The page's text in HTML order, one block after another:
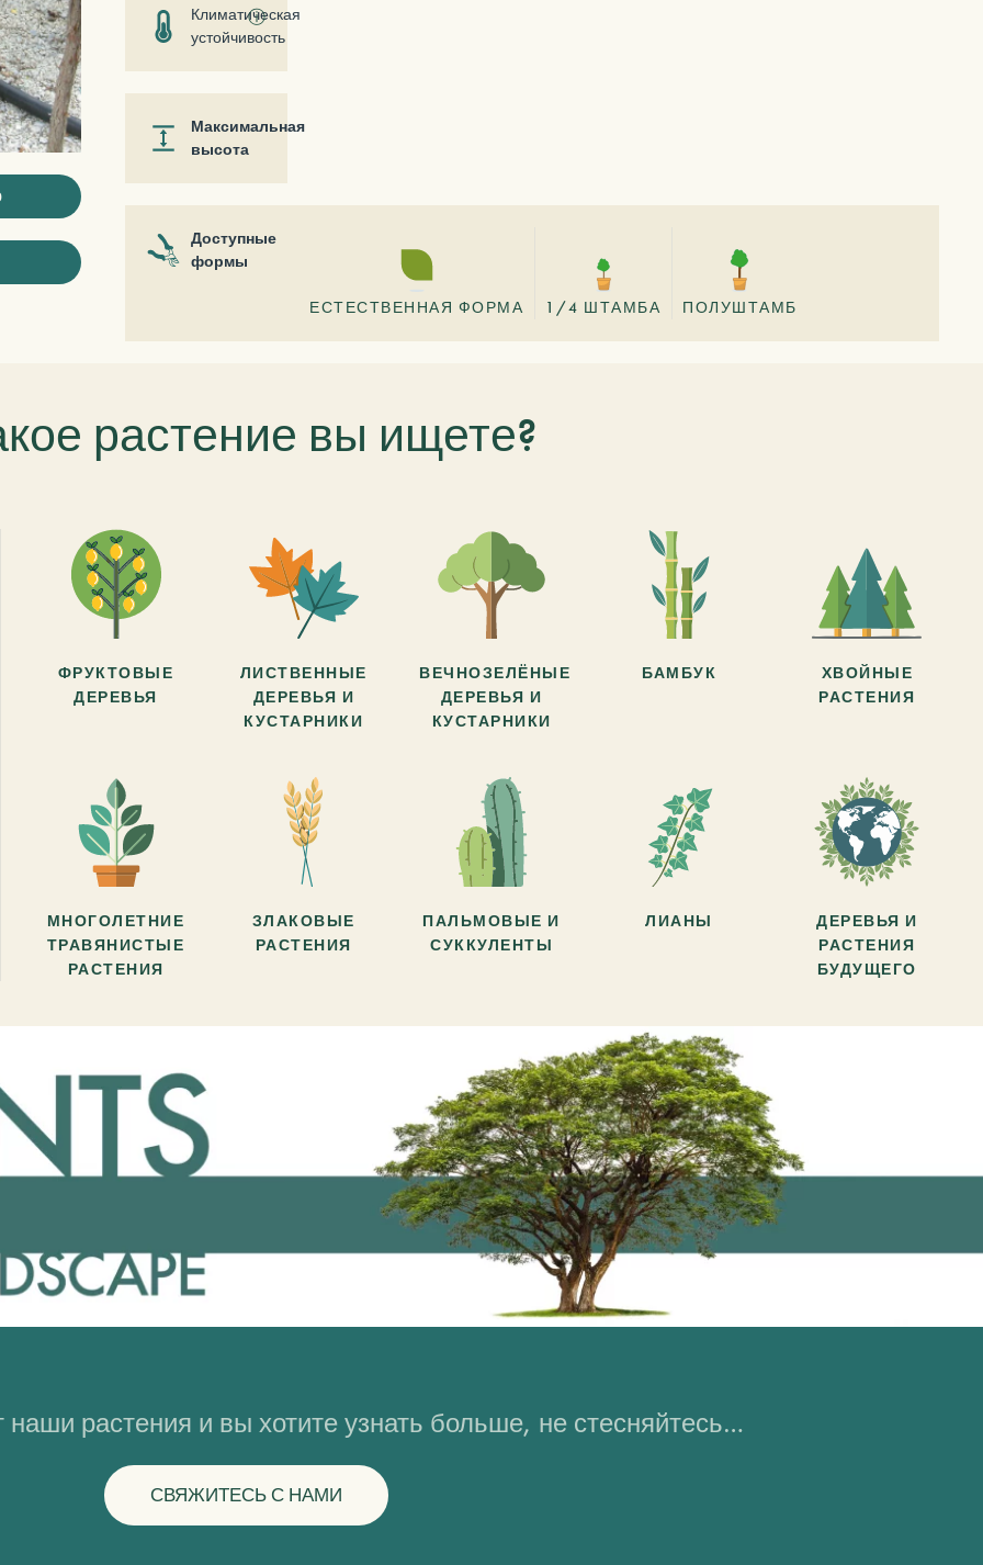
Климатическая
устойчивость
ⓘ
Максимальная
высота
Доступные
формы
ЕСТЕСТВЕННАЯ ФОРМА 1/4 ШТАМБА ПОЛУШТАМБ
растение вы ищете?
ФРУКТОВЫЕ
ДЕРЕВЬЯ
ЛИСТВЕННЫЕ
ДЕРЕВЬЯ И
КУСТАРНИКИ
ВЕЧНОЗЕЛЁНЫЕ
ДЕРЕВЬЯ И
КУСТАРНИКИ
БАМБУК
ХВОЙНЫЕ
РАСТЕНИЯ
МНОГОЛЕТНИЕ
ТРАВЯНИСТЫЕ
РАСТЕНИЯ
ЗЛАКОВЫЕ
РАСТЕНИЯ
ПАЛЬМОВЫЕ И
СУККУЛЕНТЫ
ЛИАНЫ
ДЕРЕВЬЯ И
РАСТЕНИЯ
БУДУЩЕГО
растения и вы хотите узнать больше, не стесняйтесь…
СВЯЖИТЕСЬ С НАМИ